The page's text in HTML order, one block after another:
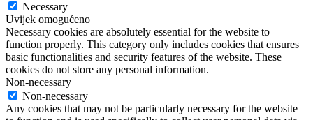
Necessary
Uvijek omogućeno
Necessary cookies are absolutely essential for the website to
function properly. This category only includes cookies that ensures
basic functionalities and security features of the website. These
cookies do not store any personal information.
Non-necessary
Non-necessary
Any cookies that may not be particularly necessary for the website